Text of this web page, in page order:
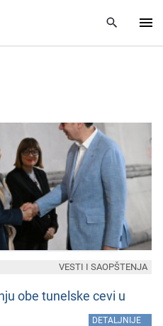
obе tunеlskе cеvi u
DETALJNIJE
VESTI I SAOPŠTENJA